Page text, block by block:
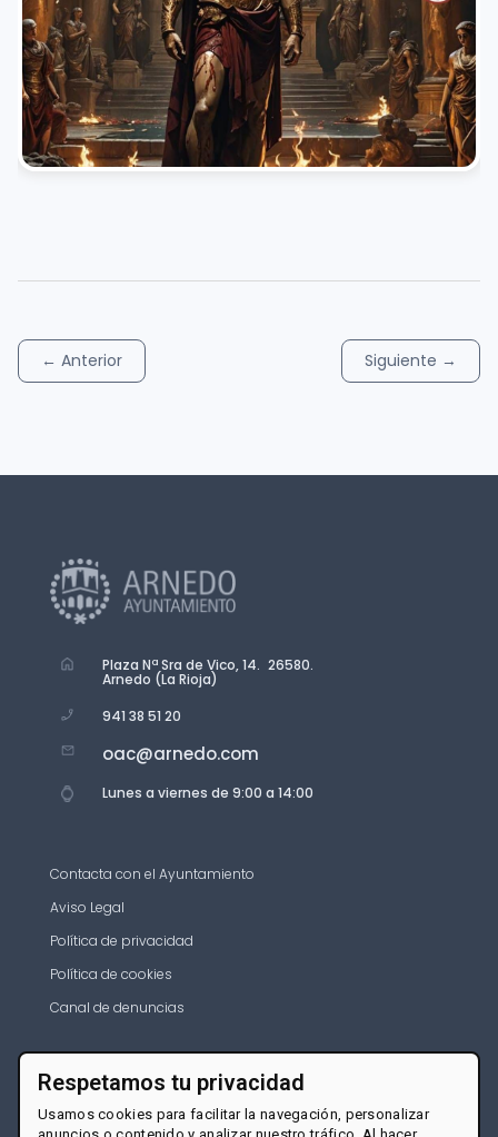
← Anterior Siguiente →
Plaza Nª Sra de Vico, 14. 26580.
Arnedo (La Rioja)
941 38 51 20
oac@arnedo.com
Lunes a viernes de 9:00 a 14:00
Contacta con el Ayuntamiento
Aviso Legal
Política de privacidad
Política de cookies
Canal de denuncias
Respetamos tu privacidad
Usamos cookies para facilitar la navegación, personalizar